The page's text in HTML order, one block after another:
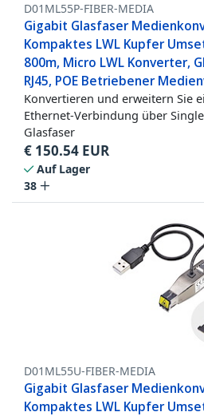
D01ML55P-FIBER-MEDIA
Gigabit Glasfaser
Kompaktes LWL Kupfer
800m, Micro LWL Konverter,
RJ45, POE Betriebener
Konvertieren und erweitern Sie
Ethernet-Verbindung über
Glasfaser
€ 150.54 EUR
Auf Lager
38
D01ML55U-FIBER-MEDIA
Gigabit Glasfaser
Kompaktes LWL Kupfer